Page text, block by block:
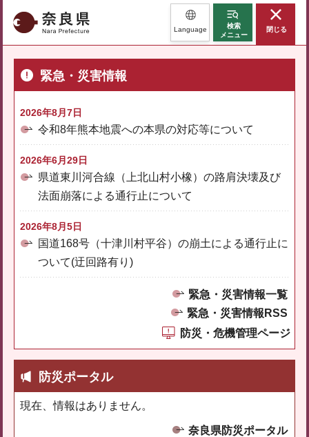
奈良県 Language
検索
メニュー
閉じる
緊急・災害情報
2026年8月7日
令和8年熊本地震への本県の対応等について
2026年6月29日
県道東川河合線（上北山村小橡）の路肩決壊及び
法面崩落による通行止について
2026年8月5日
国道168号（十津川村平谷）の崩土による通行止に
ついて(迂回路有り)
緊急・災害情報一覧
緊急・災害情報RSS
防災・危機管理ページ
防災ポータル
現在、情報はありません。
奈良県防災ポータル